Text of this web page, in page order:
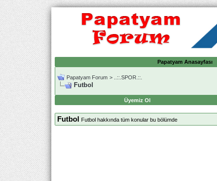
Papatyam Anasayfası
Papatyam Forum > ..::.SPOR.::.
Futbol
Üyemiz Ol
Futbol Futbol hakkında tüm konular bu bölümde